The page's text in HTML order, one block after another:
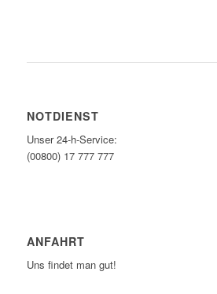
NOTDIENST
Unser 24-h-Service:
(00800) 17 777 777
ANFAHRT
Uns findet man gut!